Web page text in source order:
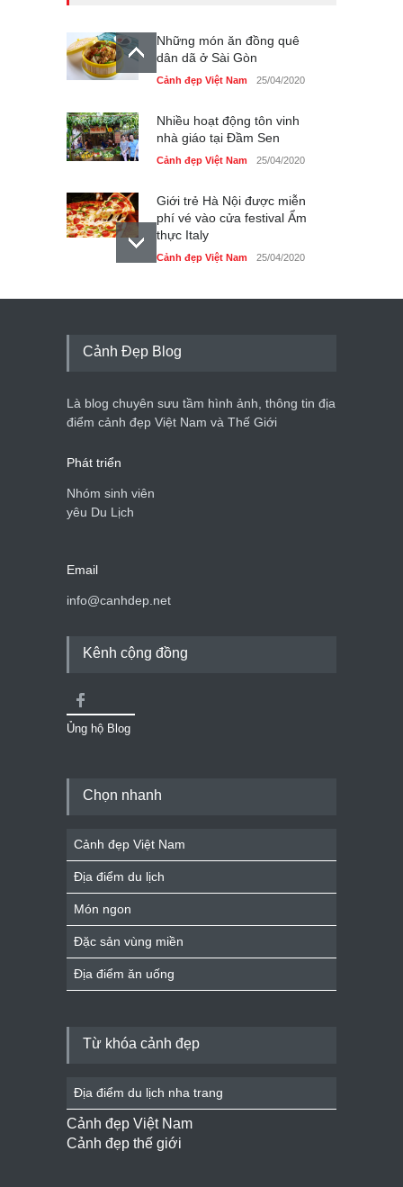
Những món ăn đồng quê
dân dã ở Sài Gòn
Cảnh đẹp Việt Nam 25/04/2020
Nhiều hoạt động tôn vinh
nhà giáo tại Đầm Sen
Cảnh đẹp Việt Nam 25/04/2020
Giới trẻ Hà Nội được miễn
phí vé vào cửa festival Ẩm
thực Italy
Cảnh đẹp Việt Nam 25/04/2020
Tam giác mạch khoe sắc
du lịch quốc gia
Cảnh đẹp Việt Nam 24/04/2020
Cảnh Đẹp Blog
Là blog chuyên sưu tầm hình ảnh, thông tin địa
điểm cảnh đẹp Việt Nam và Thế Giới
Phát triển
Nhóm sinh viên
yêu Du Lịch
Email
info@canhdep.net
Kênh cộng đồng
Ủng hộ Blog
Chọn nhanh
Cảnh đẹp Việt Nam
Địa điểm du lịch
Món ngon
Đặc sản vùng miền
Địa điểm ăn uống
Từ khóa cảnh đẹp
Địa điểm du lịch nha trang
Cảnh đẹp Việt Nam
Cảnh đẹp thế giới